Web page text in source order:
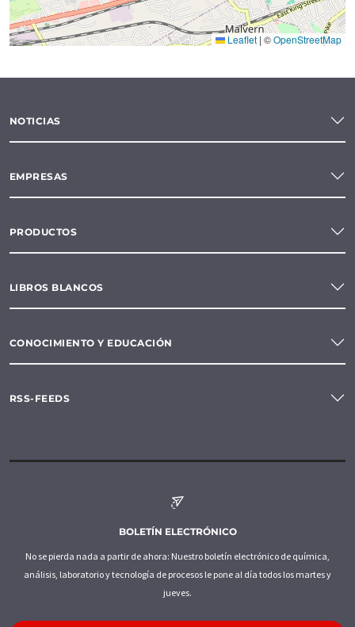
Leaflet | ©OpenStreetMap
NOTICIAS
EMPRESAS
PRODUCTOS
LIBROS BLANCOS
CONOCIMIENTO Y EDUCACIÓN
RSS-FEEDS
BOLETÍN ELECTRÓNICO
No se pierda nada a partir de ahora: Nuestro boletín electrónico de química,
análisis, laboratorio y tecnología de procesos le pone al día todos los martes y
jueves.